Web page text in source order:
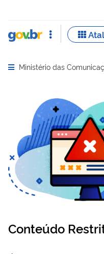
Abrir menu principal de
Ministério das
Conteúdo